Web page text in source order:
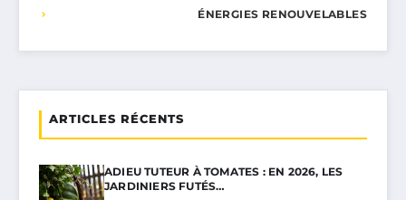
ÉNERGIES RENOUVELABLES
ARTICLES RÉCENTS
ADIEU TUTEUR À TOMATES : EN 2026, LES
JARDINIERS FUTÉS…